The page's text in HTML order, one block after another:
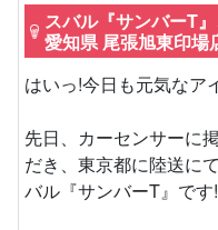
スバル『サンバーT
愛知県 尾張旭東印場
はいっ!今日も元気な
先日、カーセンサーに
だき、東京都に陸送に
バル『サンバーT』です!